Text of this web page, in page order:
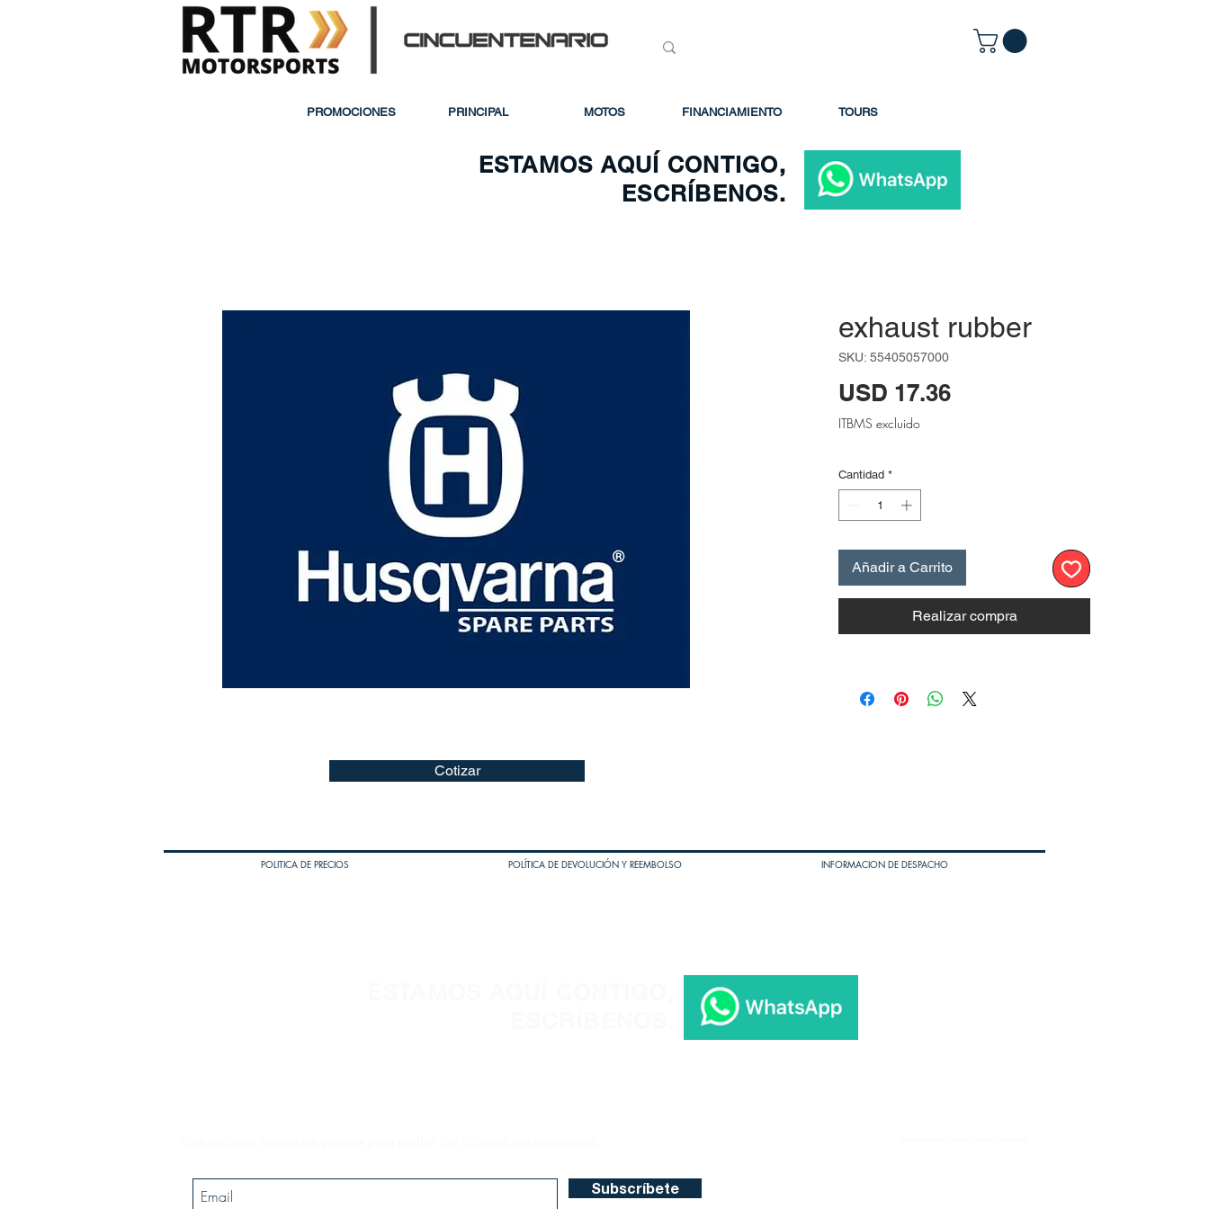
PROMOCIONES PRINCIPAL MOTOS FINANCIAMIENTO TOURS
exhaust rubber
SKU: 55405057000
USD 17.36Precio
ITBMS excluido
Cantidad *
Añadir a Carrito
Realizar compra
ESTAMOS AQUÍ CONTIGO,
ESCRÍBENOS.
Cotizar
POLITICA DE PRECIOS POLÍTICA DE DEVOLUCIÓN Y REEMBOLSO INFORMACION DE DESPACHO
Subscríbete